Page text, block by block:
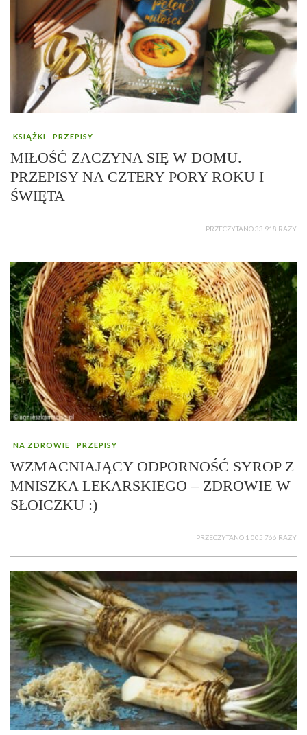
KSIĄŻKI PRZEPISY
MIŁOŚĆ ZACZYNA SIĘ W DOMU.
PRZEPISY NA CZTERY PORY ROKU I
ŚWIĘTA
PRZECZYTANO 33 918 RAZY
NA ZDROWIE PRZEPISY
WZMACNIAJĄCY ODPORNOŚĆ SYROP Z
MNISZKA LEKARSKIEGO – ZDROWIE W
SŁOICZKU :)
PRZECZYTANO 1 005 766 RAZY